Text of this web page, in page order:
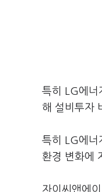
특히 LG에너
해 설비투자
특히 LG에너
환경 변화에
자이씨앤에